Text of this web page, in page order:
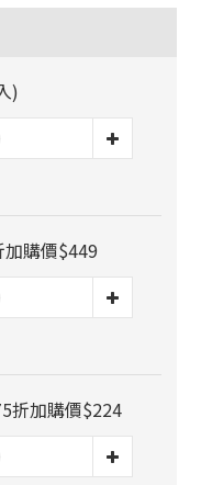
)
購價$449
折加購價$224